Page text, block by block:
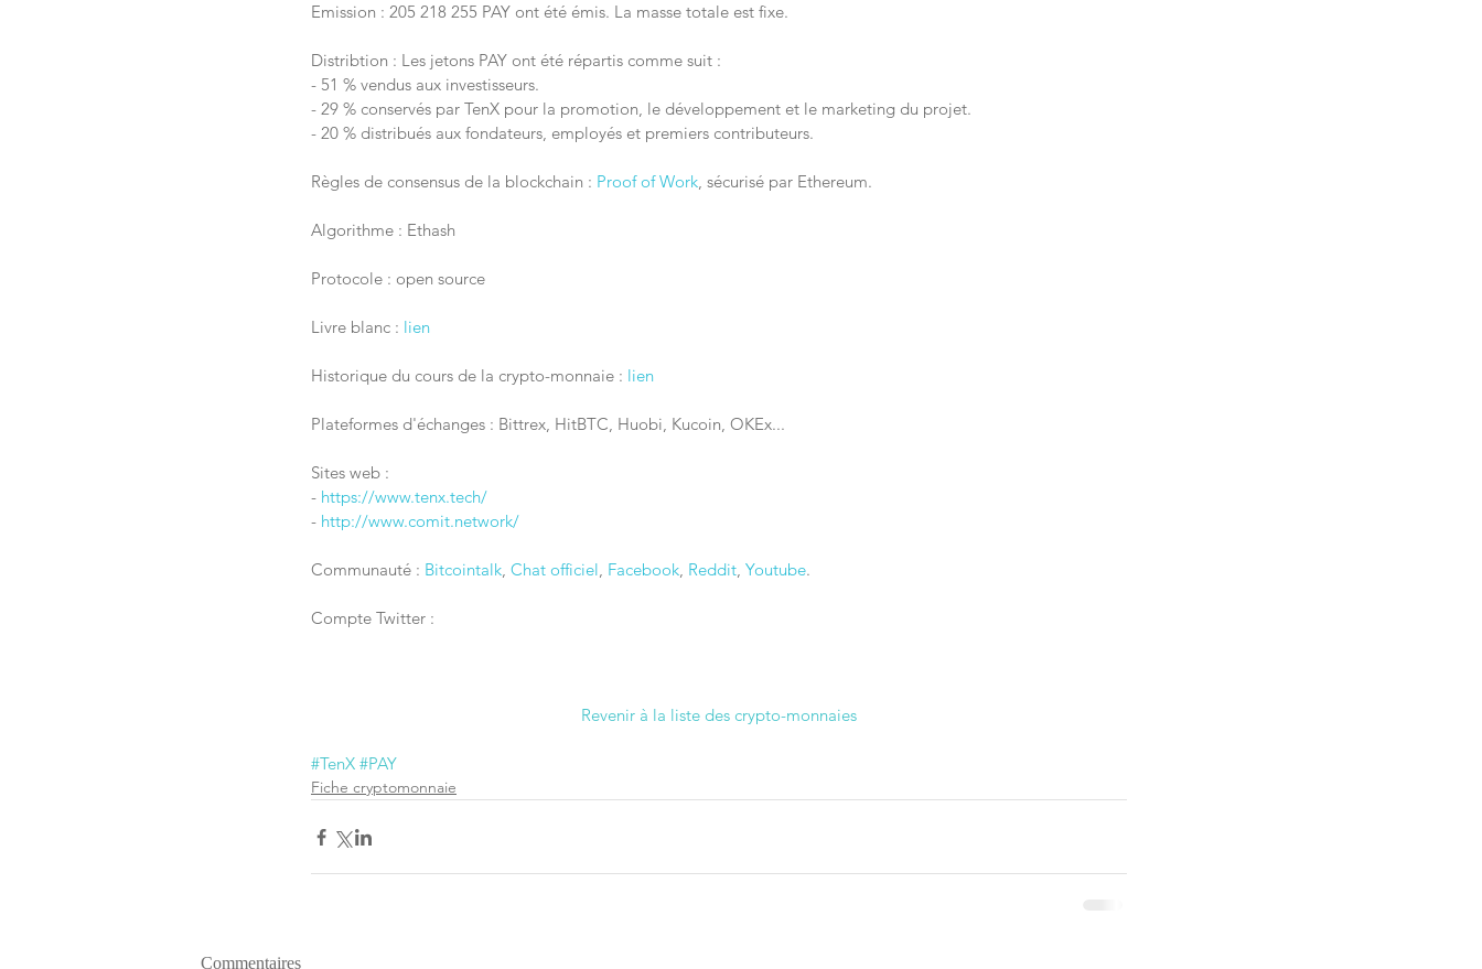
Emission : 205 218 255 PAY ont été émis. La masse totale est fixe.
Distribtion : Les jetons PAY ont été répartis comme suit :
- 51 % vendus aux investisseurs.
- 29 % conservés par TenX pour la promotion, le développement et le marketing du projet.
- 20 % distribués aux fondateurs, employés et premiers contributeurs.
Règles de consensus de la blockchain : Proof of Work, sécurisé par Ethereum.
Algorithme : Ethash
Protocole : open source
Livre blanc : lien
Historique du cours de la crypto-monnaie : lien
Plateformes d'échanges : Bittrex, HitBTC, Huobi, Kucoin, OKEx...
Sites web :
- https://www.tenx.tech/
- http://www.comit.network/
Communauté : Bitcointalk, Chat officiel, Facebook, Reddit, Youtube.
Compte Twitter :
Revenir à la liste des crypto-monnaies
#TenX #PAY
Fiche cryptomonnaie
Commentaires